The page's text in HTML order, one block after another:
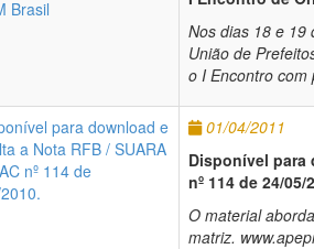
Nos dias 18 e 19
União de
o I Encontro com
01/04/2011
Disponível para
nº 114 de 24/05/
O material
matriz.